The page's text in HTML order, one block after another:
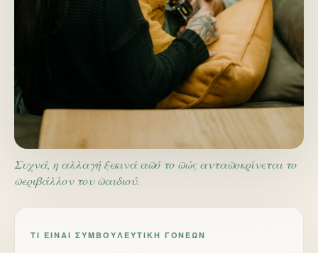
Συχνά, η αλλαγή ξεκινά από το πώς ανταποκρίνεται το
περιβάλλον του παιδιού.
ΤΙ ΕΊΝΑΙ ΣΥΜΒΟΥΛΕΥΤΙΚΉ ΓΟΝΈΩΝ